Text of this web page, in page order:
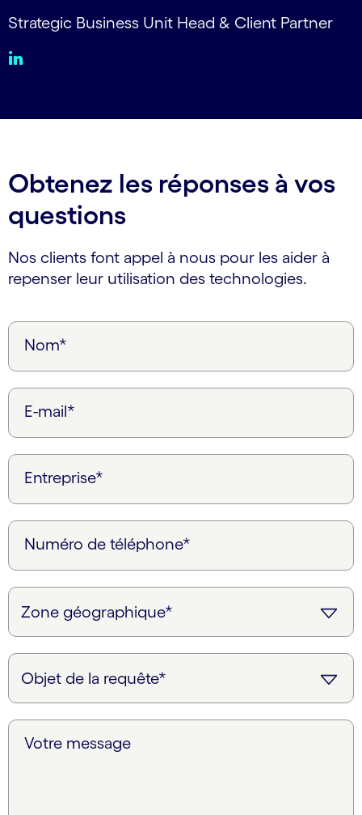
Strategic Business Unit Head & Client Partner
Obtenez les réponses à vos
questions
Nos clients font appel à nous pour les aider à
repenser leur utilisation des technologies.
Nom*
E-mail*
Entreprise*
Numéro de téléphone*
Votre message